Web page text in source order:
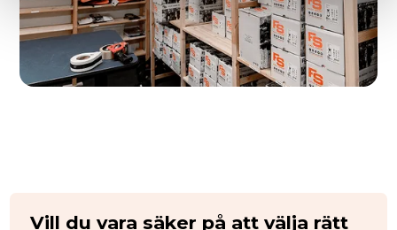
Vill du vara säker på att välja rätt